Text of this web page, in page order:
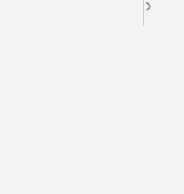
Raumklimalösung,
Tieftemperatur-